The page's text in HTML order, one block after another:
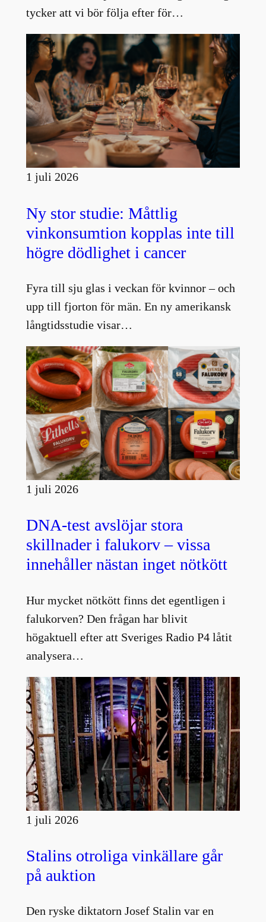
tycker att vi bör följa efter för…
1 juli 2026
Ny stor studie: Måttlig
vinkonsumtion kopplas inte till
högre dödlighet i cancer
Fyra till sju glas i veckan för kvinnor – och
upp till fjorton för män. En ny amerikansk
långtidsstudie visar…
1 juli 2026
DNA-test avslöjar stora
skillnader i falukorv – vissa
innehåller nästan inget nötkött
Hur mycket nötkött finns det egentligen i
falukorven? Den frågan har blivit
högaktuell efter att Sveriges Radio P4 låtit
analysera…
1 juli 2026
Stalins otroliga vinkällare går
på auktion
Den ryske diktatorn Josef Stalin var en